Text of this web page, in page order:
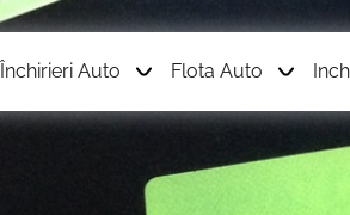
Închirieri Auto Flota Auto